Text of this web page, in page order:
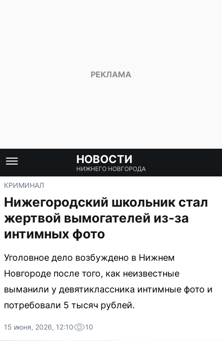
НОВОСТИ
НИЖНЕГО НОВГОРОДА
КРИМИНАЛ
Нижегородский школьник стал
жертвой вымогателей из-за
интимных фото
Уголовное дело возбуждено в Нижнем
Новгороде после того, как неизвестные
выманили у девятиклассника интимные фото и
потребовали 5 тысяч рублей.
15 июня, 2026, 12:10 10